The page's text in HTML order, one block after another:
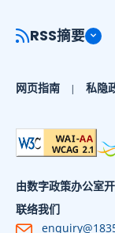
RSS摘要
网页指南 私隐
由数字政策办公室
联络我们